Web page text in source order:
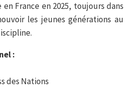
France en 2025, toujours dans
les jeunes générations au
:
des Nations